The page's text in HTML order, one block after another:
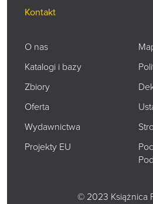
Kontakt
O nas
Katalogi i bazy
Zbiory
Oferta
Wydawnictwa
Projekty EU
© 2023 Książnica